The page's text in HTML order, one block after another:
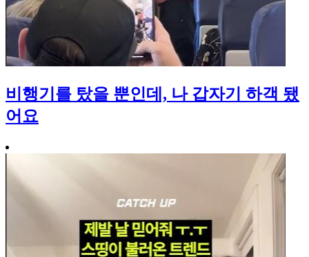
비행기를 탔을 뿐인데, 나 갑자기 하객 됐
어요